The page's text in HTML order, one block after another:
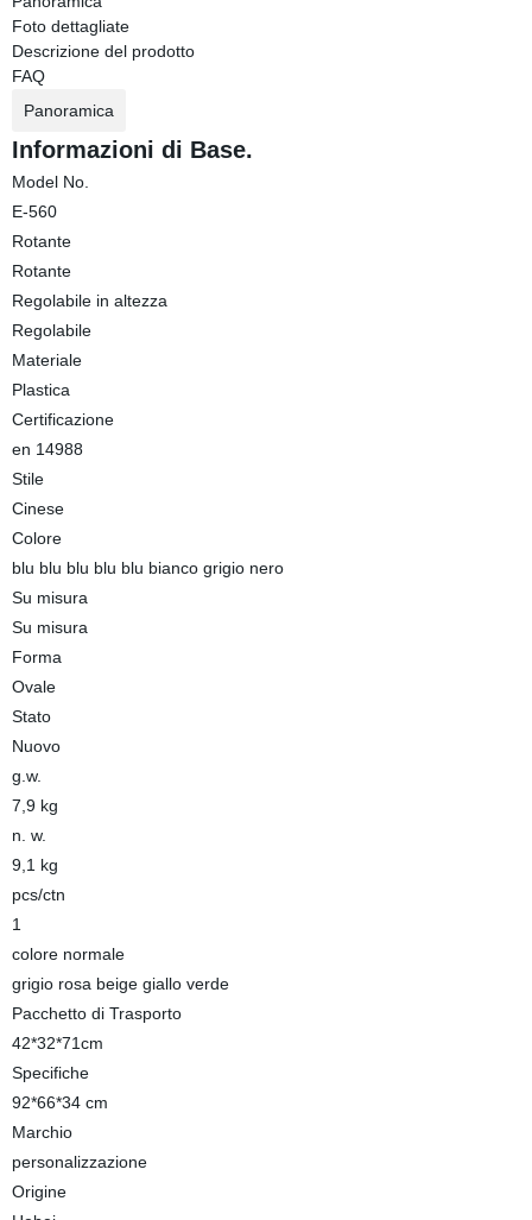
Foto dettagliate
Descrizione del prodotto
FAQ
Panoramica
Informazioni di Base.
Model No.
E-560
Rotante
Rotante
Regolabile in altezza
Regolabile
Materiale
Plastica
Certificazione
en 14988
Stile
Cinese
Colore
blu blu blu blu blu bianco grigio nero
Su misura
Su misura
Forma
Ovale
Stato
Nuovo
g.w.
7,9 kg
n. w.
9,1 kg
pcs/ctn
1
colore normale
grigio rosa beige giallo verde
Pacchetto di Trasporto
42*32*71cm
Specifiche
92*66*34 cm
Marchio
personalizzazione
Origine